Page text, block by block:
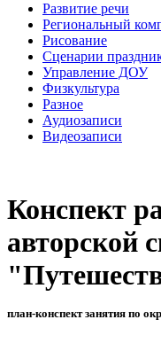
Развитие речи
Региональный
Рисование
Сценарии
Управление ДОУ
Физкультура
Разное
Аудиозаписи
Видеозаписи
Конспект
авторской
план-конспект занятия по